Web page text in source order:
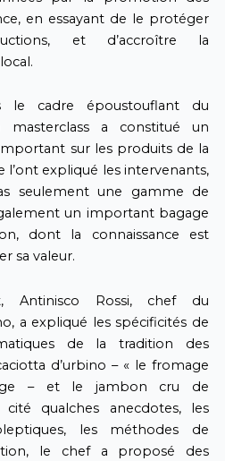
en essayant de le protéger
et d’accroître la
le cadre époustouflant du
masterclass a constitué un
sur les produits de la
l’ont expliqué les intervenants,
seulement une gamme de
un important bagage
dont la connaissance est
sa valeur.
Antinisco Rossi, chef du
a expliqué les spécificités de
de la tradition des
d’urbino – « le fromage
– et le jambon cru de
cité qualches anecdotes, les
les méthodes de
le chef a proposé des